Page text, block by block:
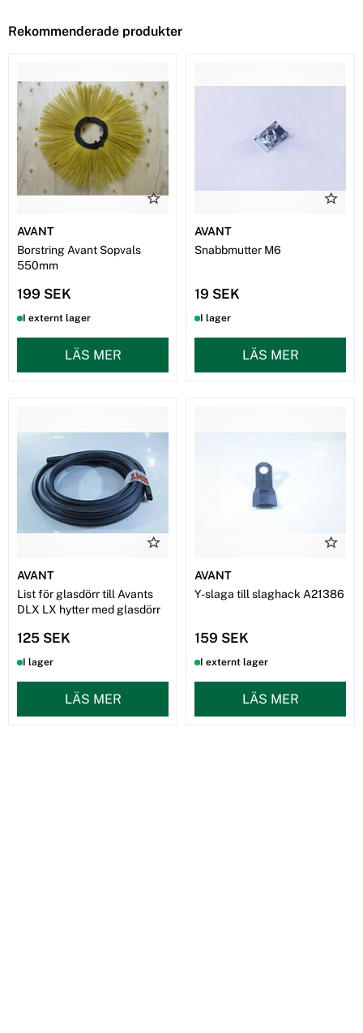
Rekommenderade produkter
AVANT
Borstring Avant Sopvals
550mm
199 SEK
I externt lager
LÄS MER
AVANT
Snabbmutter M6
19 SEK
I lager
LÄS MER
AVANT
List för glasdörr till Avants
DLX LX hytter med glasdörr
125 SEK
I lager
LÄS MER
AVANT
Y-slaga till slaghack A21386
159 SEK
I externt lager
LÄS MER